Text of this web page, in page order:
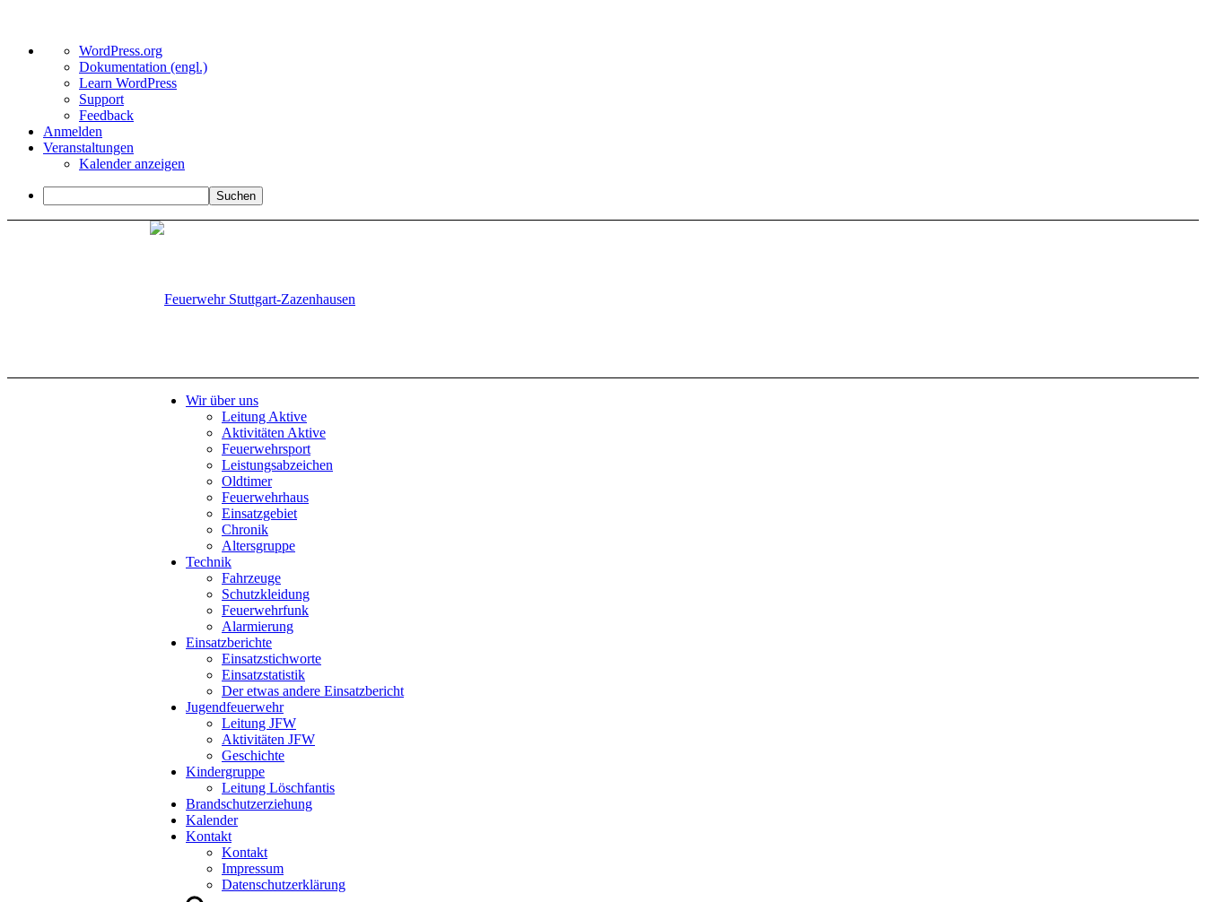
Über
WordPress
WordPress.org
Dokumentation (engl.)
Learn WordPress
Support
Feedback
Anmelden
Veranstaltungen
Kalender anzeigen
Suchen
Wir über uns
Leitung Aktive
Aktivitäten Aktive
Feuerwehrsport
Leistungsabzeichen
Oldtimer
Feuerwehrhaus
Einsatzgebiet
Chronik
Altersgruppe
Technik
Fahrzeuge
Schutzkleidung
Feuerwehrfunk
Alarmierung
Einsatzberichte
Einsatzstichworte
Einsatzstatistik
Der etwas andere Einsatzbericht
Jugendfeuerwehr
Leitung JFW
Aktivitäten JFW
Geschichte
Kindergruppe
Leitung Löschfantis
Brandschutzerziehung
Kalender
Kontakt
Kontakt
Impressum
Datenschutzerklärung